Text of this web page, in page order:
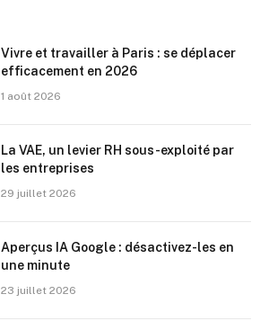
Vivre et travailler à Paris : se déplacer
efficacement en 2026
1 août 2026
La VAE, un levier RH sous-exploité par
les entreprises
29 juillet 2026
Aperçus IA Google : désactivez-les en
une minute
23 juillet 2026